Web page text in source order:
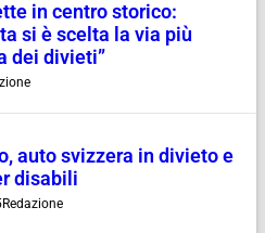
in centro storico:
si è scelta la via più
dei divieti”
auto svizzera in divieto e
disabili
Redazione